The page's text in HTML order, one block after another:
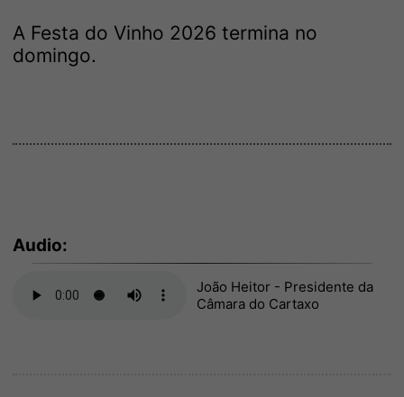
A Festa do Vinho 2026 termina no
domingo.
Audio:
João Heitor - Presidente da
Câmara do Cartaxo